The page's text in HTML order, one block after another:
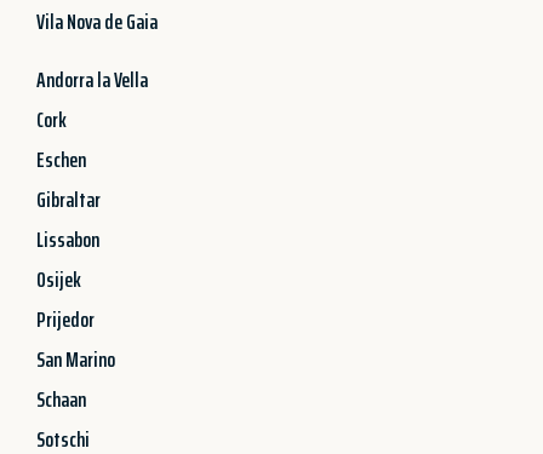
Vila Nova de Gaia
Andorra la Vella
Cork
Eschen
Gibraltar
Lissabon
Osijek
Prijedor
San Marino
Schaan
Sotschi